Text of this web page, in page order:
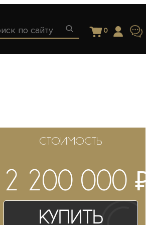
0
СТОИМОСТЬ
2 200 000 ₽
Купить